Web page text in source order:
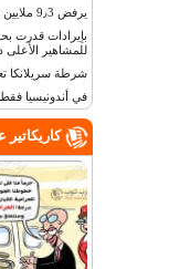
يرفض 9٫3 ملايين دولار مقابل لوحة أرقام سيارته
للمشاهير الأعلى
شرطة سريلانكا
في أندونيسيا